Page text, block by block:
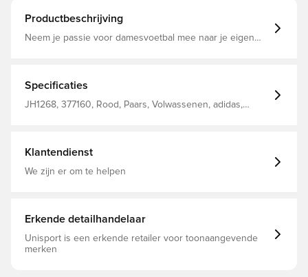
Productbeschrijving
Neem je passie voor damesvoetbal mee naar je eigen
de UEFA EURO 25 voor dames Gemaakt met een
duurzame, machinaal genaaide TPU-buitenkant en een
veerkrachtige butylblaas, perfect voor kickabouts en om
Specificaties
JH1268, 377160, Rood, Paars, Volwassenen, adidas,
Klantendienst
We zijn er om te helpen
Erkende detailhandelaar
Unisport is een erkende retailer voor toonaangevende
merken